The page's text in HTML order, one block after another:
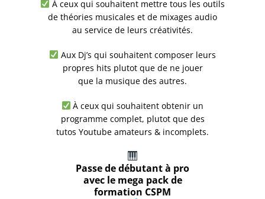
À ceux qui souhaitent mettre tous les outils
de théories musicales et de mixages audio
au service de leurs créativités.
Aux Dj’s qui souhaitent composer leurs
propres hits plutot que de ne jouer
que la musique des autres.
À ceux qui souhaitent obtenir un
programme complet, plutot que des
tutos Youtube amateurs & incomplets.
Passe de débutant à pro
avec le mega pack de
formation CSPM